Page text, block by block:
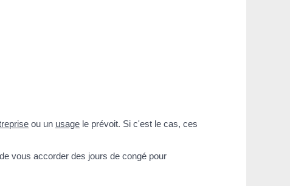
ou un usage le prévoit. Si c'est le cas, ces
vous accorder des jours de congé pour